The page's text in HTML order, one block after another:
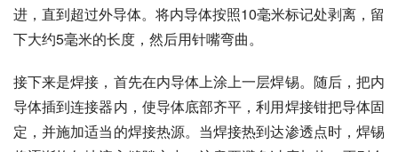
进，直到超过外导体。将内导体按照10毫米标记处剥离，留
下大约5毫米的长度，然后用针嘴弯曲。
接下来是焊接，首先在内导体上涂上一层焊锡。随后，把内
导体插到连接器内，使导体底部齐平，利用焊接钳把导体固
定，并施加适当的焊接热源。当焊接热到达渗透点时，焊锡